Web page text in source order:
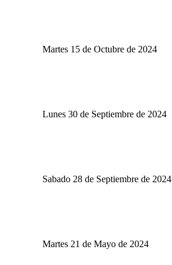
Martes 15 de Octubre de 2024
Lunes 30 de Septiembre de 2024
Sabado 28 de Septiembre de 2024
Martes 21 de Mayo de 2024